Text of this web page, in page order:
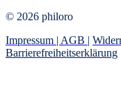
© 2026 philoro
Impressum | AGB |
Barrierefreiheitserklärung